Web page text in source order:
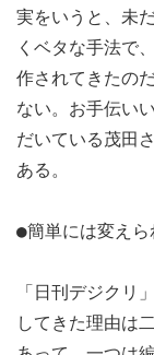
実をいうと、未
くベタな手法で
作されてきたの
ない。お手伝い
だいている茂田
ある。
●簡単には変えら
「日刊デジクリ
してきた理由は